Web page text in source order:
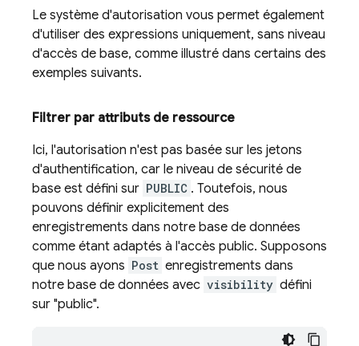
Le système d'autorisation vous permet également
d'utiliser des expressions uniquement, sans niveau
d'accès de base, comme illustré dans certains des
exemples suivants.
Filtrer par attributs de ressource
Ici, l'autorisation n'est pas basée sur les jetons
d'authentification, car le niveau de sécurité de
base est défini sur PUBLIC . Toutefois, nous
pouvons définir explicitement des
enregistrements dans notre base de données
comme étant adaptés à l'accès public. Supposons
que nous ayons Post enregistrements dans
notre base de données avec visibility défini
sur "public".